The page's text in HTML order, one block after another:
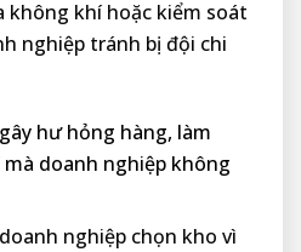
không khí hoặc kiểm soát
nghiệp tránh bị đội chi
hư hỏng hàng, làm
mà doanh nghiệp không
nghiệp chọn kho vì